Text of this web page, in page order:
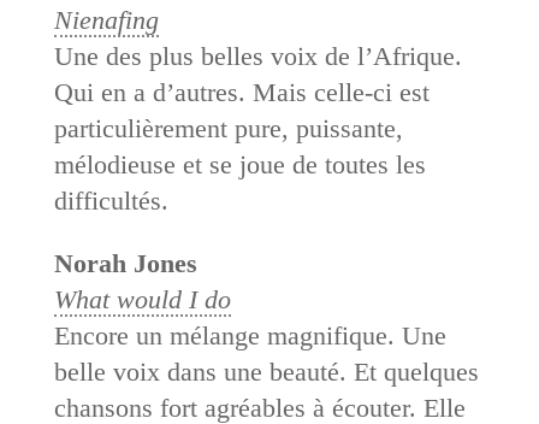
Nienafing
Une des plus belles voix de l’Afrique.
Qui en a d’autres. Mais celle-ci est
particulièrement pure, puissante,
mélodieuse et se joue de toutes les
difficultés.
Norah Jones
What would I do
Encore un mélange magnifique. Une
belle voix dans une beauté. Et quelques
chansons fort agréables à écouter. Elle